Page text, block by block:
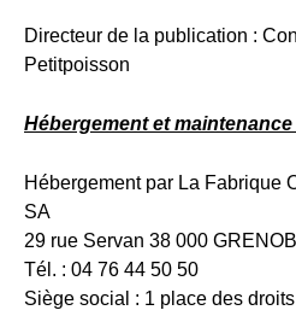
Directeur de la publication :
Petitpoisson
Hébergement et
Hébergement par La Fabrique
SA
29 rue Servan 38 000
Tél. : 04 76 44 50 50
Siège social : 1 place des